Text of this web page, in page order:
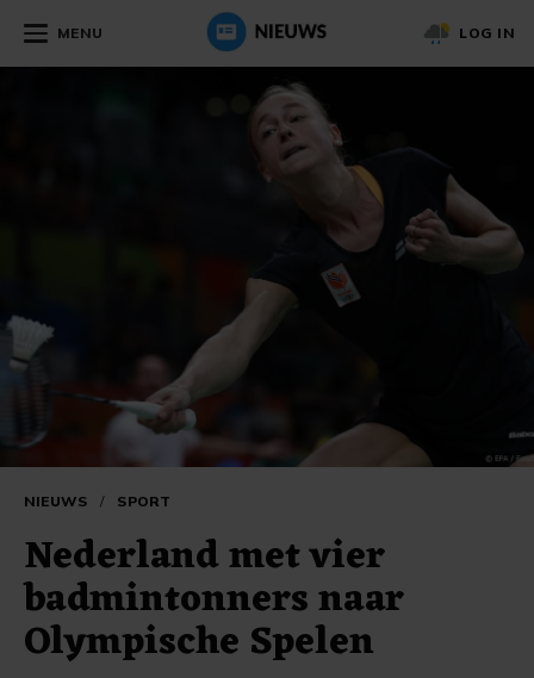
MENU LOG IN
NIEUWS / SPORT
Nederland met vier
badmintonners naar
Olympische Spelen